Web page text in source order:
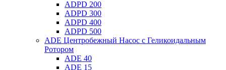
ADPD 200
ADPD 300
ADPD 400
ADPD 500
ADE Центробежный Насос с Геликоидальным
Ротором
ADE 40
ADE 15